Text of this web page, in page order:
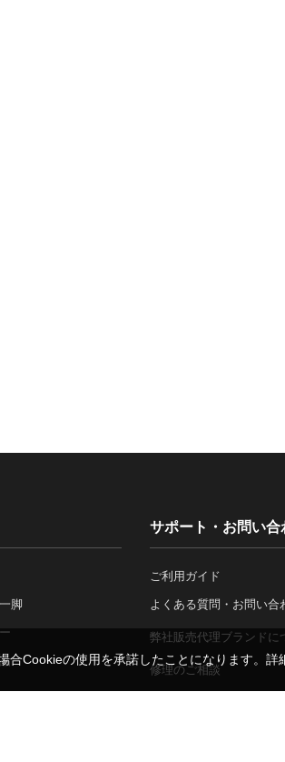
脚
サポート・お問い合
ご利用ガイド
よくある質問・お問い合
弊社販売代理ブランドに
修理のご相談
合Cookieの使用を承諾したことになります。詳